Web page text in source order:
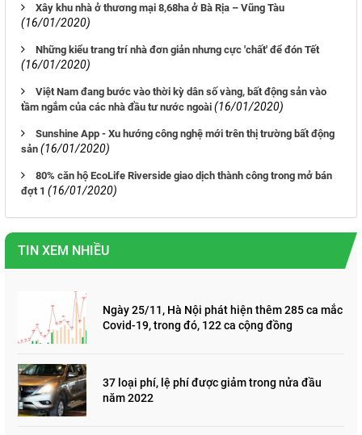
Xây khu nhà ở thương mại 8,68ha ở Bà Rịa – Vũng Tàu
(16/01/2020)
Những kiểu trang trí nhà đơn giản nhưng cực 'chất' để đón Tết
(16/01/2020)
Việt Nam đang bước vào thời kỳ dân số vàng, bất động sản vào
tầm ngắm của các nhà đầu tư nước ngoài (16/01/2020)
Sunshine App - Xu hướng công nghệ mới trên thị trường bất động
sản (16/01/2020)
80% căn hộ EcoLife Riverside giao dịch thành công trong mở bán
đợt 1 (16/01/2020)
TIN XEM NHIỀU
Ngày 25/11, Hà Nội phát hiện thêm 285 ca mắc
Covid-19, trong đó, 122 ca cộng đồng
37 loại phí, lệ phí được giảm trong nửa đầu
năm 2022